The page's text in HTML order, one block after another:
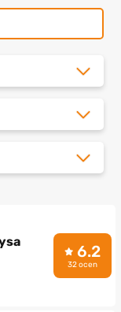
6.2
32 ocen